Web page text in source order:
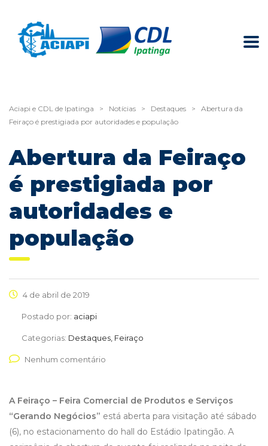
Aciapi e CDL de Ipatinga > Notícias > Destaques >
Abertura da
Feiraço é prestigiada por autoridades e população
Abertura da Feiraço
é prestigiada por
autoridades e
população
4 de abril de 2019
Postado por: aciapi
Categorias: Destaques, Feiraço
Nenhum comentário
A Feiraço – Feira Comercial de Produtos e Serviços
“Gerando Negócios” está aberta para visitação até sábado
(6), no estacionamento do hall do Estádio Ipatingão. A